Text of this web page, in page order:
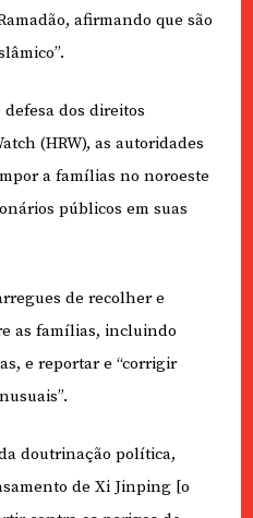
afirmando que são
dos direitos
(HRW), as autoridades
a famílias no noroeste
públicos em suas
de recolher e
as famílias, incluindo
e reportar e “corrigir
doutrinação política,
de Xi Jinping [o